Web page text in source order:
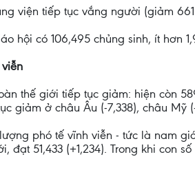
viện tiếp tục vắng người (giảm
hội có 106,495 chủng sinh, ít hơn
thế giới tiếp tục giảm: hiện còn
giảm ở châu Âu (-7,338), châu Mỹ
phó tế vĩnh viễn - tức là nam
đạt 51,433 (+1,234). Trong khi con